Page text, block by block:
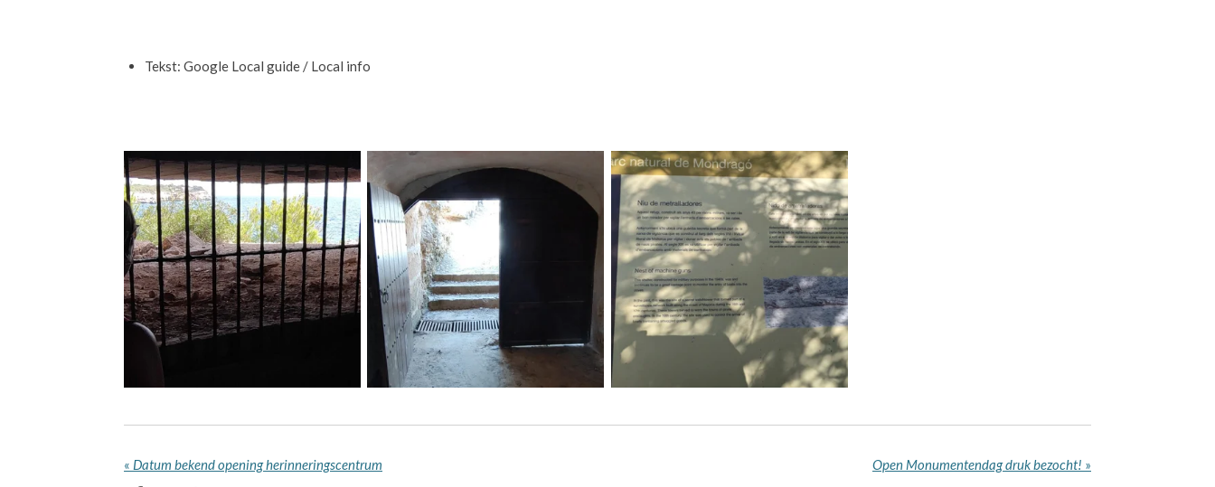
Tekst: Google Local guide / Local info
« Datum bekend opening herinneringscentrum Open Monumentendag druk bezocht! »